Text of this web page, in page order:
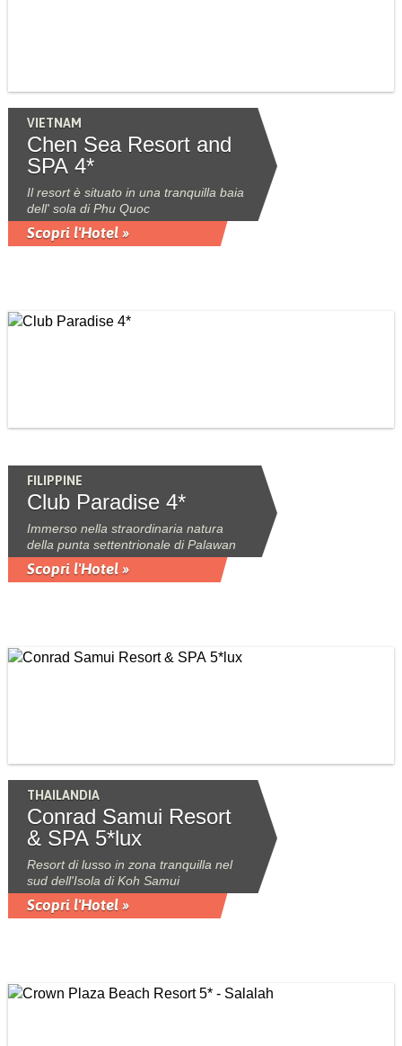
VIETNAM
Chen Sea Resort and
SPA 4*
Il resort è situato in una tranquilla baia
dell' sola di Phu Quoc
Scopri l'Hotel »
FILIPPINE
Club Paradise 4*
Immerso nella straordinaria natura
della punta settentrionale di Palawan
Scopri l'Hotel »
THAILANDIA
Conrad Samui Resort
& SPA 5*lux
Resort di lusso in zona tranquilla nel
sud dell'Isola di Koh Samui
Scopri l'Hotel »